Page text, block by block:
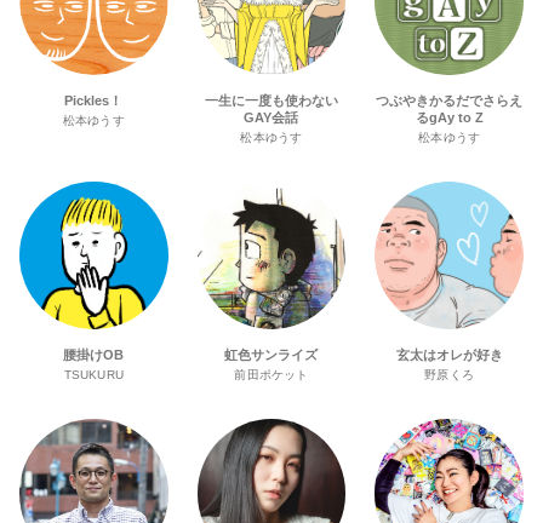
Pickles！
松本ゆうす
一生に一度も使わない
GAY会話
松本ゆうす
つぶやきかるだでさらえ
るgAy to Z
松本ゆうす
腰掛けOB
TSUKURU
虹色サンライズ
前田ポケット
玄太はオレが好き
野原くろ